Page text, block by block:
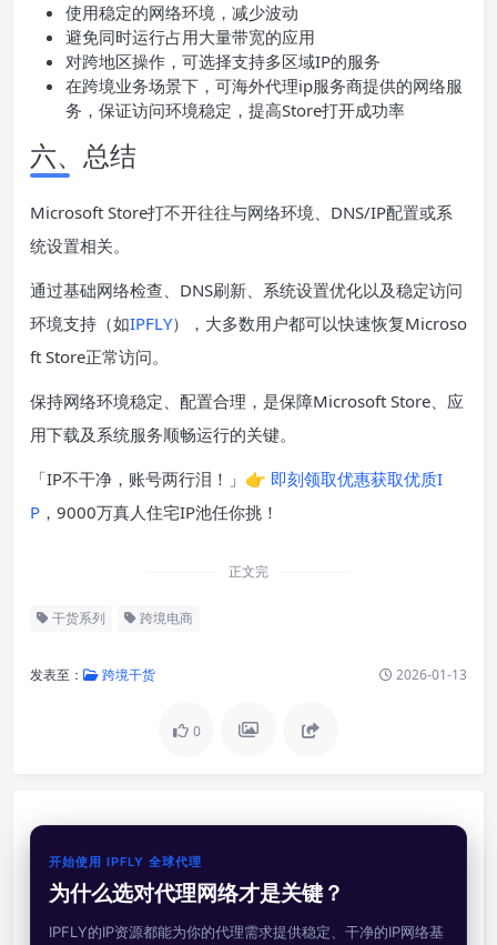
使用稳定的网络环境，减少波动
避免同时运行占用大量带宽的应用
对跨地区操作，可选择支持多区域IP的服务
在跨境业务场景下，可海外代理ip服务商提供的网络服
务，保证访问环境稳定，提高Store打开成功率
六、总结
Microsoft Store打不开往往与网络环境、DNS/IP配置或系
统设置相关。
通过基础网络检查、DNS刷新、系统设置优化以及稳定访问
环境支持（如IPFLY），大多数用户都可以快速恢复Microso
ft Store正常访问。
保持网络环境稳定、配置合理，是保障Microsoft Store、应
用下载及系统服务顺畅运行的关键。
「IP不干净，账号两行泪！」👉 即刻领取优惠获取优质I
P ，9000万真人住宅IP池任你挑！
正文完
干货系列 跨境电商
发表至： 跨境干货 2026-01-13
0
开始使用 IPFLY 全球代理
为什么选对代理网络才是关键？
IPFLY的IP资源都能为你的代理需求提供稳定、干净的IP网络基